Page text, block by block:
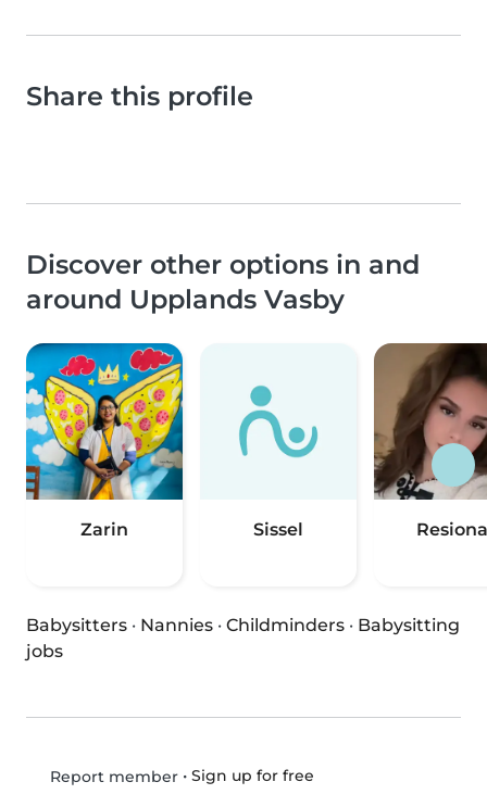
Share this profile
Discover other options in and
around Upplands Vasby
Zarin Sissel Resiona
Babysitters · Nannies · Childminders · Babysitting
jobs
Report member• Sign up for free